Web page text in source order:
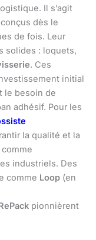
Il s’agit
dès le
de fois. Leur
solides : loquets,
. Ces
initial
le besoin de
adhésif. Pour les
la qualité et la
industriels. Des
comme Loop (en
pionnièrent